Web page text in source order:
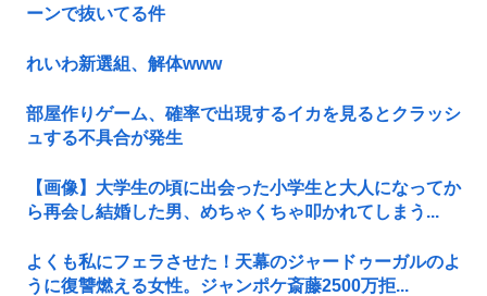
ーンで抜いてる件
れいわ新選組、解体www
部屋作りゲーム、確率で出現するイカを見るとクラッシ
ュする不具合が発生
【画像】大学生の頃に出会った小学生と大人になってか
ら再会し結婚した男、めちゃくちゃ叩かれてしまう...
よくも私にフェラさせた！天幕のジャードゥーガルのよ
うに復讐燃える女性。ジャンポケ斎藤2500万拒...